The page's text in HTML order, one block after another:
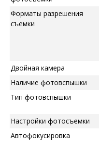
Форматы разрешения
съемки
Двойная камера
Наличие фотовспышки
Тип фотовспышки
Настройки фотосъемки
Автофокусировка